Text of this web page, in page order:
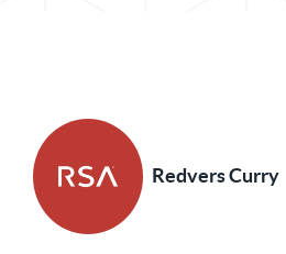
Redvers Curry